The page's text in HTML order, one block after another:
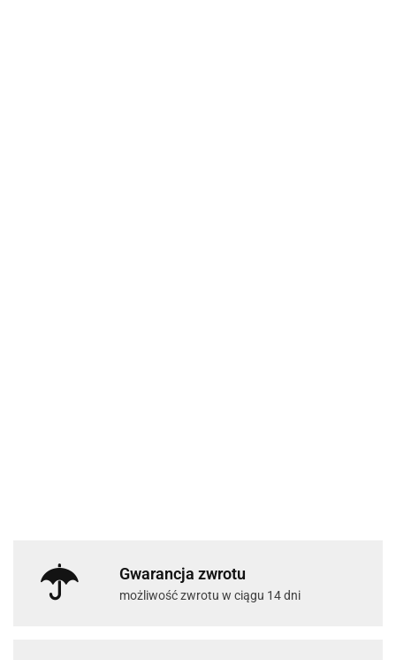
Gwarancja zwrotu
możliwość zwrotu w ciągu 14 dni